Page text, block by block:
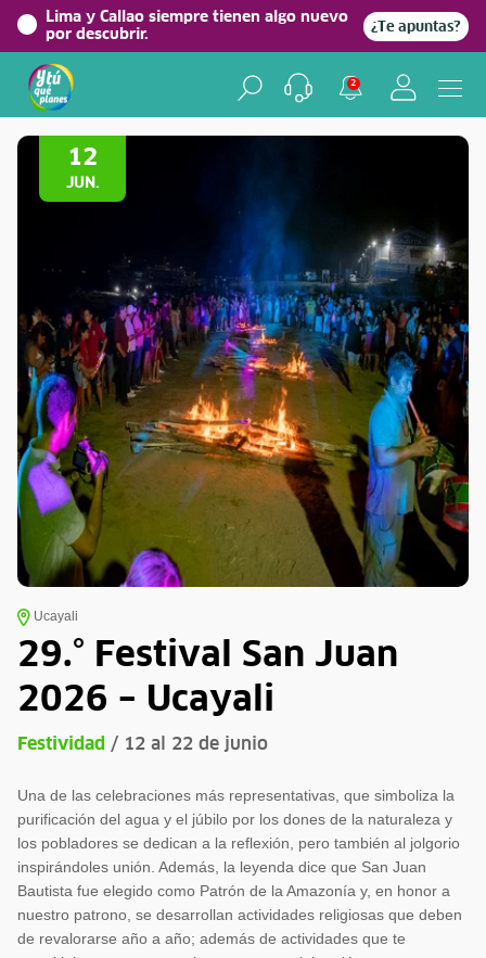
Lima y Callao siempre tienen algo nuevo
por descubrir.
¿Te apuntas?
2
Volver a Festividades
12
JUN.
Ucayali
29.° Festival San Juan
2026 – Ucayali
Festividad / 12 al 22 de junio
Una de las celebraciones más representativas, que simboliza la
purificación del agua y el júbilo por los dones de la naturaleza y
los pobladores se dedican a la reflexión, pero también al jolgorio
inspirándoles unión. Además, la leyenda dice que San Juan
Bautista fue elegido como Patrón de la Amazonía y, en honor a
nuestro patrono, se desarrollan actividades religiosas que deben
de revalorarse año a año; además de actividades que te